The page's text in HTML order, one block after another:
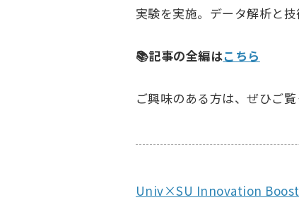
実験を実施。データ解析と
📚記事の全編はこちら
ご興味のある方は、ぜひご覧
Univ×SU Innovation Boost